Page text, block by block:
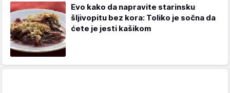
Evo kako da napravite starinsku
šljivopitu bez kora: Toliko je sočna da
ćete je jesti kašikom